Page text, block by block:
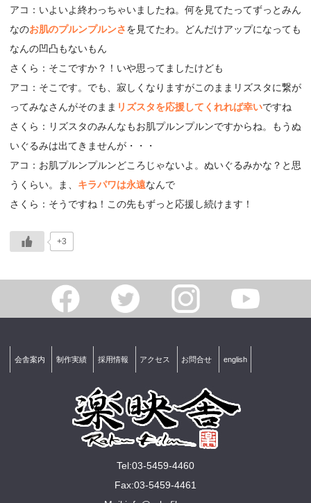
アコ：いよいよ終わっちゃいましたね。何を見てたってずっとみん
なのお肌のプルンプルンさを見てたわ。どんだけアップになっても
なんの凹凸もないもん
さくら：そこですか？！いや思ってましたけども
アコ：そこです。でも、寂しくなりますがこのままリズスタに繋が
ってみなさんがそのまま リズスタを応援してくれれば幸いですね
さくら：リズスタのみんなもお肌プルンプルンですからね。もうぬ
いぐるみは出てきませんが・・・
アコ：お肌プルンプルンどころじゃないよ。ぬいぐるみかな？と思
うくらい。ま、 キラパワは永遠なんで
さくら：そうですね！この先もずっと応援し続けます！
+3
会舎案内 制作実績 採用情報 アクセス お問合せ english
Tel:03-5459-4460
Fax:03-5459-4461